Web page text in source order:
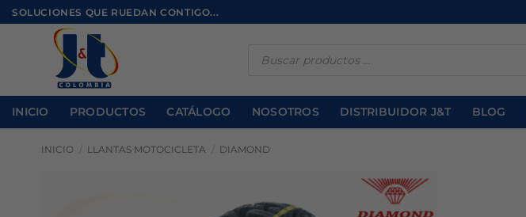
Saltar
al
contenido
SOLUCIONES QUE RUEDAN CONTIGO...
INICIO PRODUCTOS CATÁLOGO NOSOTROS DISTRIBUIDOR J&T BLOG
INICIO / LLANTAS MOTOCICLETA / DIAMOND